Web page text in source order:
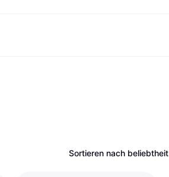
Sortieren nach beliebtheit